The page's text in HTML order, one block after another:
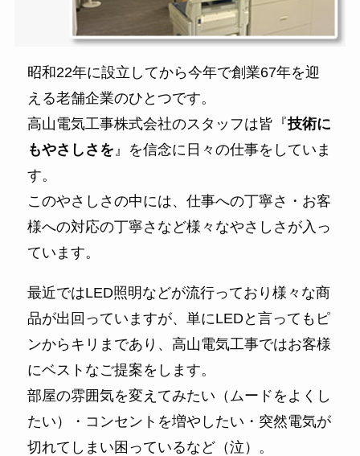
昭和22年に設立してから今年で創業67年を迎
える老舗企業のひとつです。
高山電気工事株式会社のスタッフは皆『技術に
もやさしさを 』を信念に日々の仕事をしていま
す。
このやさしさの中には、仕事への丁寧さ・お客
様への対応の丁寧さなど様々なやさしさが入っ
ています。
最近ではLED照明などが流行っており様々な商
品が出回っていますが、単にLEDと言ってもピ
ンからキリまであり、高山電気工事ではお客様
にベストなご提案をします。
部屋の雰囲気を変えてみたい（ムードをよくし
たい）・コンセントを増やしたい・突然電気が
切れてしまい困っているなど（泣）。